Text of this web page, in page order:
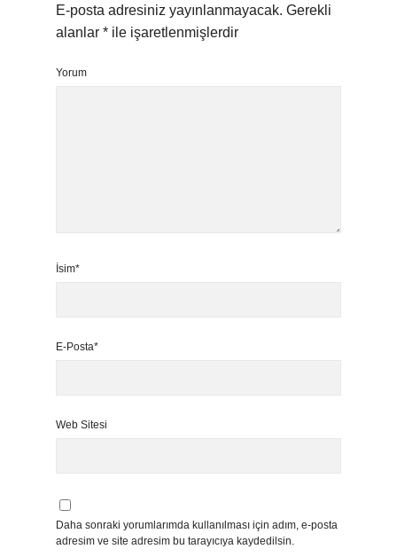
E-posta adresiniz yayınlanmayacak. Gerekli
alanlar * ile işaretlenmişlerdir
Yorum
İsim*
E-Posta*
Web Sitesi
Daha sonraki yorumlarımda kullanılması için adım, e-posta
adresim ve site adresim bu tarayıcıya kaydedilsin.